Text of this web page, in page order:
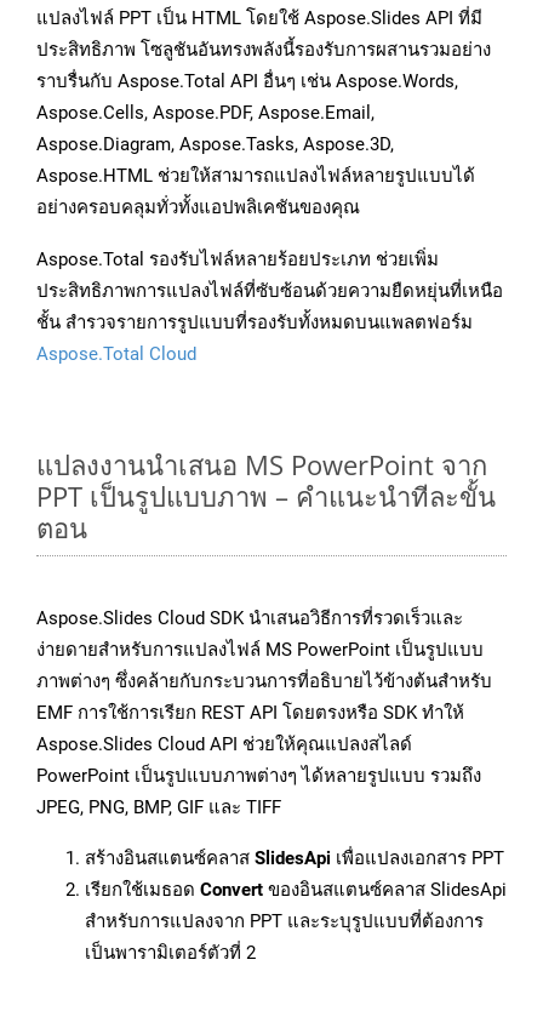
แปลงไฟล์ PPT เป็น HTML โดยใช้ Aspose.Slides API ที่มี
ประสิทธิภาพ โซลูชันอันทรงพลังนี้รองรับการผสานรวมอย่าง
ราบรื่นกับ Aspose.Total API อื่นๆ เช่น Aspose.Words,
Aspose.Cells, Aspose.PDF, Aspose.Email,
Aspose.Diagram, Aspose.Tasks, Aspose.3D,
Aspose.HTML ช่วยให้สามารถแปลงไฟล์หลายรูปแบบได้
อย่างครอบคลุมทั่วทั้งแอปพลิเคชันของคุณ
Aspose.Total รองรับไฟล์หลายร้อยประเภท ช่วยเพิ่ม
ประสิทธิภาพการแปลงไฟล์ที่ซับซ้อนด้วยความยืดหยุ่นที่เหนือ
ชั้น สำรวจรายการรูปแบบที่รองรับทั้งหมดบนแพลตฟอร์ม
Aspose.Total Cloud
แปลงงานนำเสนอ MS PowerPoint จาก
PPT เป็นรูปแบบภาพ – คำแนะนำทีละขั้น
ตอน
Aspose.Slides Cloud SDK นำเสนอวิธีการที่รวดเร็วและ
ง่ายดายสำหรับการแปลงไฟล์ MS PowerPoint เป็นรูปแบบ
ภาพต่างๆ ซึ่งคล้ายกับกระบวนการที่อธิบายไว้ข้างต้นสำหรับ
EMF การใช้การเรียก REST API โดยตรงหรือ SDK ทำให้
Aspose.Slides Cloud API ช่วยให้คุณแปลงสไลด์
PowerPoint เป็นรูปแบบภาพต่างๆ ได้หลายรูปแบบ รวมถึง
JPEG, PNG, BMP, GIF และ TIFF
สร้างอินสแตนซ์คลาส SlidesApi เพื่อแปลงเอกสาร PPT
เรียกใช้เมธอด Convert ของอินสแตนซ์คลาส SlidesApi
สำหรับการแปลงจาก PPT และระบุรูปแบบที่ต้องการ
เป็นพารามิเตอร์ตัวที่ 2